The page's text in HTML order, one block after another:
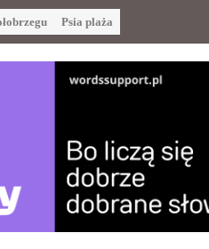
Psia plaża